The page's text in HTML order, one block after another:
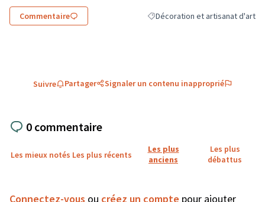
Commentaire Filtrer les résultats de la
Décoration et artisanat d'art
Suivre Partager Signaler un contenu inapproprié
0 commentaire
Les mieux notés Les plus récents
Les plus
anciens
Les plus
débattus
Connectez-vous ou créez un compte pour ajouter